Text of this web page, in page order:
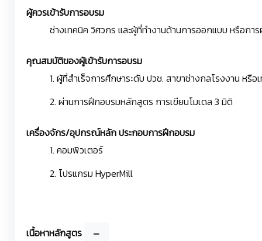
ผู้ควรเข้ารับการอบรม
ช่างเทคนิค วิศวกร และผู้ที่ทำงานด้านการออกแบบ หรือกา
คุณสมบัติของผู้เข้ารับการอบรม
1. ผู้ที่สำเร็จการศึกษาระดับ ปวช. สาขาช่างกลโรงงาน หรื
2. ผ่านการฝึกอบรมหลักสูตร การเขียนโมเดล 3 มิติ
เครื่องจักร/อุปกรณ์หลัก ประกอบการฝึกอบรม
1. คอมพิวเตอร์
2. โปรแกรม HyperMill
เนื้อหาหลักสูตร